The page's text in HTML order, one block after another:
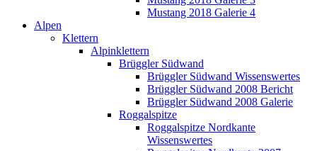
Mustang 2018 Galerie 4
Alpen
Klettern
Alpinklettern
Brüggler Südwand
Brüggler Südwand Wissenswertes
Brüggler Südwand 2008 Bericht
Brüggler Südwand 2008 Galerie
Roggalspitze
Roggalspitze Nordkante
Wissenswertes